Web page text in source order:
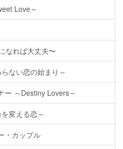
Love～
なれば大丈夫〜
ない恋の始まり～
ー ～Destiny Lovers～
変える恋～
・カップル